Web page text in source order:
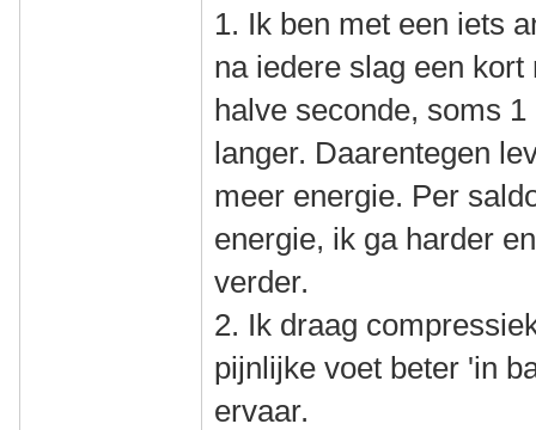
1. Ik ben met een iets
na iedere slag een
halve seconde, soms
langer. Daarentegen
meer energie. Per
energie, ik ga harder
verder.
2. Ik draag
pijnlijke voet beter 'in
ervaar.